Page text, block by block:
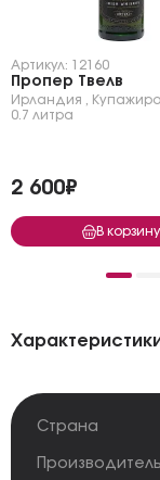
Артикул: 12160
Пропер Твелв
Ирландия
0.7 литра
2 600₽
В корзину
Страна
Производитель